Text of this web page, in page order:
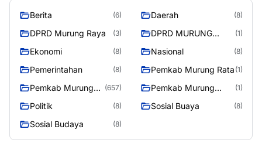
Berita (6) Daerah (8)
DPRD Murung Raya (3)
DPRD MURUNG
(1)
Ekonomi (8) Nasional (8)
Pemerintahan (8) Pemkab Murung Rata (1)
Pemkab Murung
(657)
Pemkab Murung
(1)
Politik (8) Sosial Buaya (8)
Sosial Budaya (8)